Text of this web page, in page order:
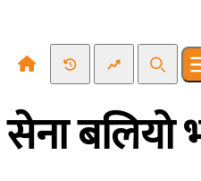
Recent NewsTrending News
Search
सेना